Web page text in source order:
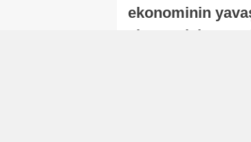
ekonominin
ekonomisi,